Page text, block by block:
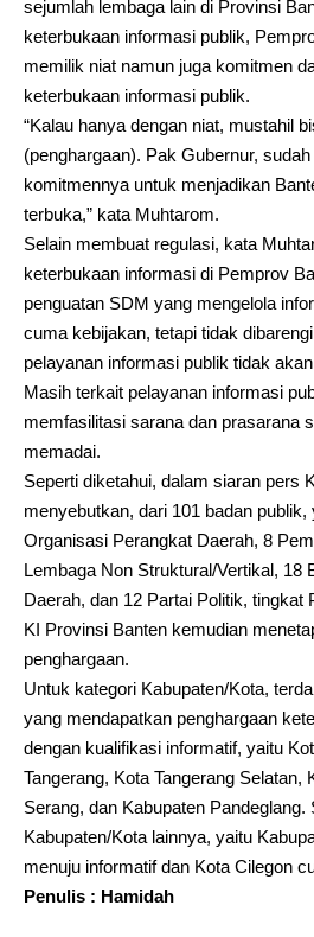
sejumlah lembaga lain di Provinsi
keterbukaan informasi publik,
memilik niat namun juga komitmen
keterbukaan informasi publik.
“Kalau hanya dengan niat, mustahil
(penghargaan). Pak Gubernur,
komitmennya untuk menjadikan
terbuka,” kata Muhtarom.
Selain membuat regulasi, kata
keterbukaan informasi di Pemprov
penguatan SDM yang mengelola
cuma kebijakan, tetapi tidak
pelayanan informasi publik tidak
Masih terkait pelayanan informasi
memfasilitasi sarana dan prasarana
memadai.
Seperti diketahui, dalam siaran pers
menyebutkan, dari 101 badan publik,
Organisasi Perangkat Daerah, 8
Lembaga Non Struktural/Vertikal, 18
Daerah, dan 12 Partai Politik, tingkat
KI Provinsi Banten kemudian
penghargaan.
Untuk kategori Kabupaten/Kota,
yang mendapatkan penghargaan
dengan kualifikasi informatif, yaitu
Tangerang, Kota Tangerang Selatan,
Serang, dan Kabupaten Pandeglang.
Kabupaten/Kota lainnya, yaitu
menuju informatif dan Kota Cilegon
Penulis : Hamidah